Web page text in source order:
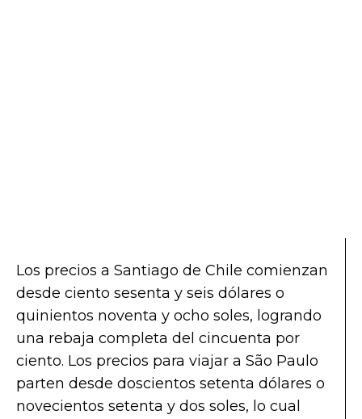
Los precios a Santiago de Chile comienzan
desde ciento sesenta y seis dólares o
quinientos noventa y ocho soles, logrando
una rebaja completa del cincuenta por
ciento. Los precios para viajar a São Paulo
parten desde doscientos setenta dólares o
novecientos setenta y dos soles, lo cual